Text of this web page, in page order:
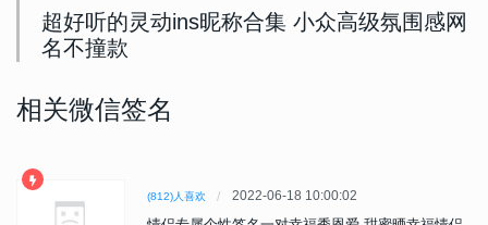
超好听的灵动ins昵称合集 小众高级氛围感网
名不撞款
相关微信签名
(812)人喜欢 2022-06-18 10:00:02